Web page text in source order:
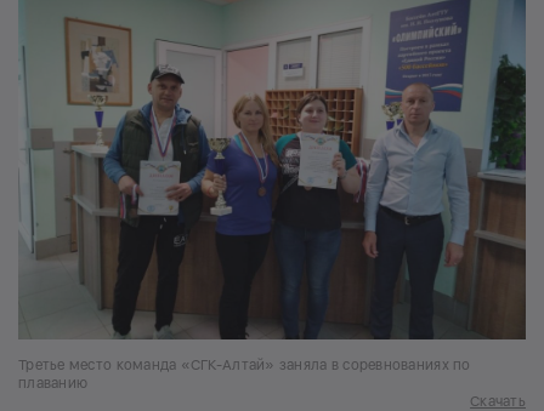
Третье место команда «СГК-Алтай» заняла в соревнованиях по
плаванию
Скачать